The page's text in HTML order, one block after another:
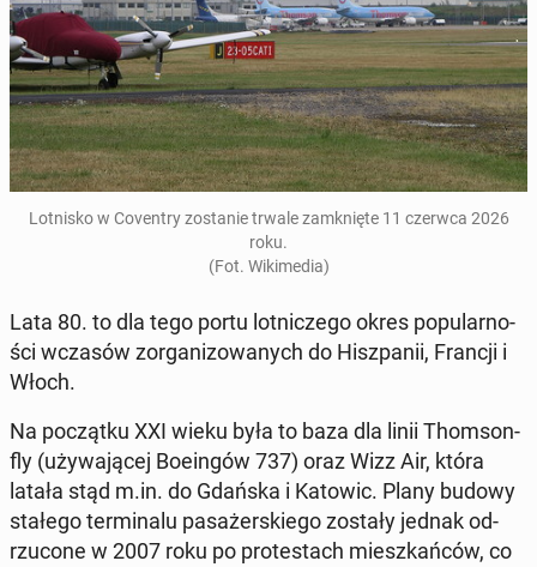
Lot­ni­sko w Co­ven­try zo­sta­nie trwale za­mknię­te 11 czerwca 2026
roku.
(Fot. Wi­ki­me­dia)
Lata 80. to dla tego portu lot­ni­cze­go okres po­pu­lar­no­
ści wczasów zor­ga­ni­zo­wa­nych do Hisz­pa­nii, Francji i
Włoch.
Na po­cząt­ku XXI wieku była to baza dla linii Thom­son­
fly (uży­wa­ją­cej Bo­ein­gów 737) oraz Wizz Air, która
latała stąd m.in. do Gdańska i Katowic. Plany budowy
stałego ter­mi­na­lu pa­sa­żer­skie­go zostały jednak od­
rzu­co­ne w 2007 roku po pro­te­stach miesz­kań­ców, co